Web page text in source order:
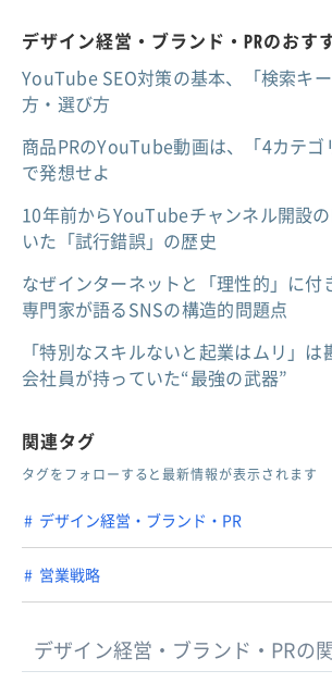
デザイン経営・ブランド・PRのおす
YouTube SEO対策の基本、「検索キ
方・選び方
商品PRのYouTube動画は、「4カテゴ
で発想せよ
10年前からYouTubeチャンネル開設
いた「試行錯誤」の歴史
なぜインターネットと「理性的」に付
専門家が語るSNSの構造的問題点
「特別なスキルないと起業はムリ」
会社員が持っていた“最強の武器”
関連タグ
タグをフォローすると最新情報が表示されます
デザイン経営・ブランド・PR
営業戦略
デザイン経営・ブランド・PRの